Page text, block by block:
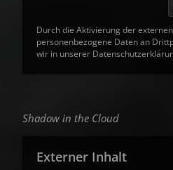
Durch die Aktivierung der
personenbezogene Daten an
wir in unserer
Shadow in the Cloud
Externer Inhalt